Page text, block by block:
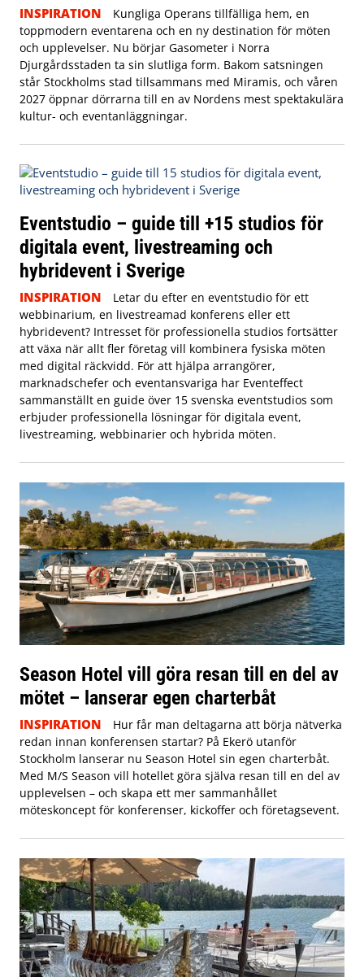
INSPIRATION
Kungliga Operans tillfälliga hem, en
toppmodern eventarena och en ny destination för möten
och upplevelser. Nu börjar Gasometer i Norra
Djurgårdsstaden ta sin slutliga form. Bakom satsningen
står Stockholms stad tillsammans med Miramis, och våren
2027 öppnar dörrarna till en av Nordens mest spektakulära
kultur- och eventanläggningar.
Eventstudio – guide till +15 studios för
digitala event, livestreaming och
hybridevent i Sverige
INSPIRATION
Letar du efter en eventstudio för ett
webbinarium, en livestreamad konferens eller ett
hybridevent? Intresset för professionella studios fortsätter
att växa när allt fler företag vill kombinera fysiska möten
med digital räckvidd. För att hjälpa arrangörer,
marknadschefer och eventansvariga har Eventeffect
sammanställt en guide över 15 svenska eventstudios som
erbjuder professionella lösningar för digitala event,
livestreaming, webbinarier och hybrida möten.
Season Hotel vill göra resan till en del av
mötet – lanserar egen charterbåt
INSPIRATION
Hur får man deltagarna att börja nätverka
redan innan konferensen startar? På Ekerö utanför
Stockholm lanserar nu Season Hotel sin egen charterbåt.
Med M/S Season vill hotellet göra själva resan till en del av
upplevelsen – och skapa ett mer sammanhållet
möteskoncept för konferenser, kickoffer och företagsevent.